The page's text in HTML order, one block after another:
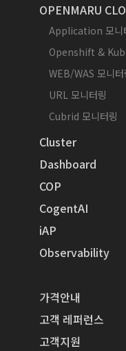
OPENMARU
Application 모니
Openshift &
WEB/WAS 모니터
URL 모니터링
Cubrid 모니터링
Cluster
Dashboard
COP
CogentAI
iAP
Observability
가격안내
고객 레퍼런스
고객지원